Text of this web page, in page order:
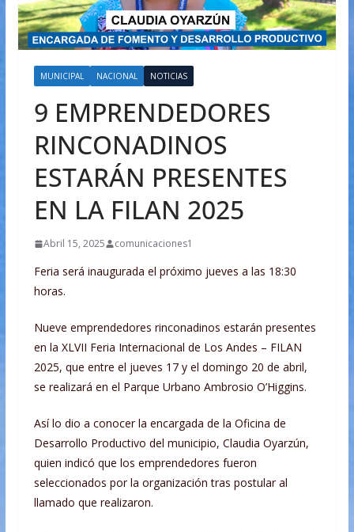
MUNICIPAL NACIONAL NOTICIAS
9 EMPRENDEDORES
RINCONADINOS
ESTARÁN PRESENTES
EN LA FILAN 2025
Abril 15, 2025 comunicaciones1
Feria será inaugurada el próximo jueves a las 18:30
horas.
Nueve emprendedores rinconadinos estarán presentes
en la XLVII Feria Internacional de Los Andes – FILAN
2025, que entre el jueves 17 y el domingo 20 de abril,
se realizará en el Parque Urbano Ambrosio O’Higgins.
Así lo dio a conocer la encargada de la Oficina de
Desarrollo Productivo del municipio, Claudia Oyarzún,
quien indicó que los emprendedores fueron
seleccionados por la organización tras postular al
llamado que realizaron.